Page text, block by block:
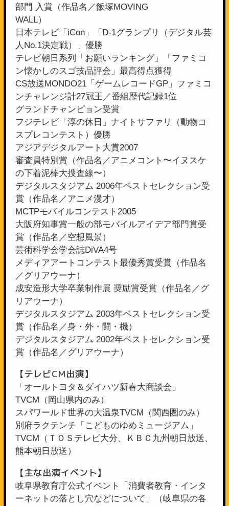
部門 入賞（作品名／飯塚MOVING
WALL）
日本テレビ「iCon」「D-1グランプリ（デジタル芸
人No.1決定戦）」優勝
テレビ朝日系列「お願いランキング」「ファミコ
ン懐かしのスゴ技品評会」最高得点獲得
CS放送MONDO21「ゲームレコードGP」ファミコ
ンチャレンジ計27冠王／番組歴代記録1位
グランドチャンピョン受賞
フジテレビ「淳の休日」ナイトサファリ（動物コ
スプレコンテスト）優勝
アジアデジタルアート大賞2007
審査員特別賞（作品名／アニメコント〜イヌスケ
の下着泥棒大捜査線〜）
デジタルスタジアム 2006年ベストセレクション受
賞（作品名／アニメ漫才）
MCTPモバイルコンテスト2005
大阪府知事賞一般の部モバイルアイデア部門賞受
賞（作品名／空想風景）
芸術科学会学会誌DiVA4号
メディアアートコンテスト最優秀賞受賞（作品名
／グリアウーナ）
成安造形大学卒業制作展 奨励賞受賞（作品名／グ
リアウーナ）
デジタルスタジアム 2003年ベストセレクション受
賞（作品名／身・外・闘・機）
デジタルスタジアム 2002年ベストセレクション受
賞（作品名／グリアウーナ）
【テレビCM出演】
「オールトヨタ＆ダイハツ新春大商談会」
TVCM（岡山県内のみ）
スパワールド世界の大温泉TVCM（関西圏のみ）
別府ラクテンチ「こどものゆめミュージアム」
TVCM（ＴＯＳテレビ大分、ＫＢＣ九州朝日放送、
熊本朝日放送）
【主な出演イベント】
岐阜県教育庁公式イベント「消費者教育・インタ
ーネットの落とし穴などについて」（岐阜県の各